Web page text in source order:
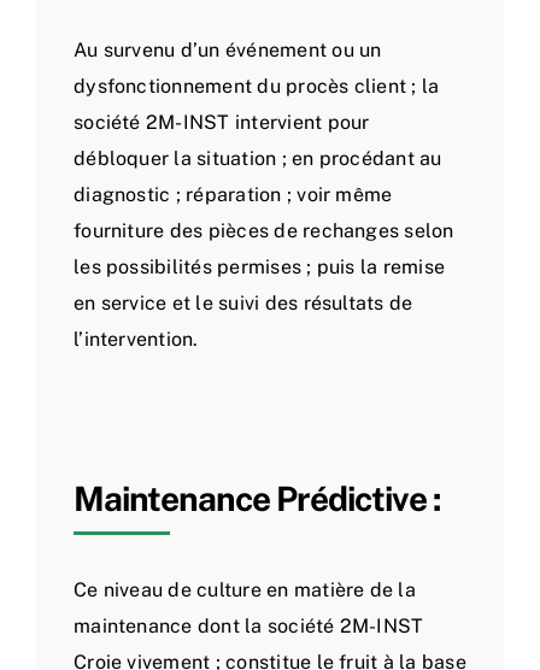
Au survenu d’un événement ou un
dysfonctionnement du procès client ; la
société 2M-INST intervient pour
débloquer la situation ; en procédant au
diagnostic ; réparation ; voir même
fourniture des pièces de rechanges selon
les possibilités permises ; puis la remise
en service et le suivi des résultats de
l’intervention.
Maintenance Prédictive :
Ce niveau de culture en matière de la
maintenance dont la société 2M-INST
Croie vivement ; constitue le fruit à la base